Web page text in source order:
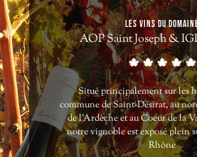
LES VINS DU
AOP Saint Joseph &
Situé principalement sur les
commune de Saint-Désirat, au
de l’Ardèche et au Coeur de la
notre vignoble est exposé plein
Rhône